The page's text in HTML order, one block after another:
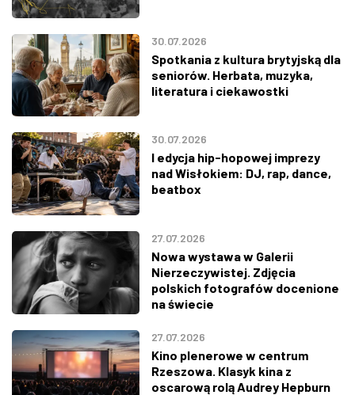
30.07.2026
Spotkania z kultura brytyjską dla
seniorów. Herbata, muzyka,
literatura i ciekawostki
30.07.2026
I edycja hip-hopowej imprezy
nad Wisłokiem: DJ, rap, dance,
beatbox
27.07.2026
Nowa wystawa w Galerii
Nierzeczywistej. Zdjęcia
polskich fotografów docenione
na świecie
27.07.2026
Kino plenerowe w centrum
Rzeszowa. Klasyk kina z
oscarową rolą Audrey Hepburn